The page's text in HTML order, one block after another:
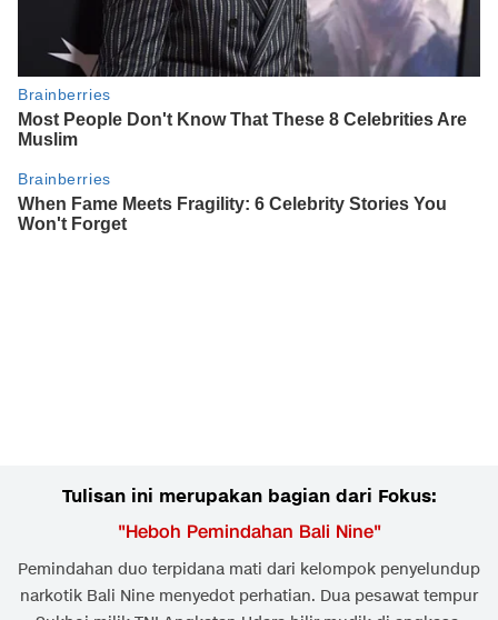
Tulisan ini merupakan bagian dari Fokus:
"Heboh Pemindahan Bali Nine"
Pemindahan duo terpidana mati dari kelompok penyelundup
narkotik Bali Nine menyedot perhatian. Dua pesawat tempur